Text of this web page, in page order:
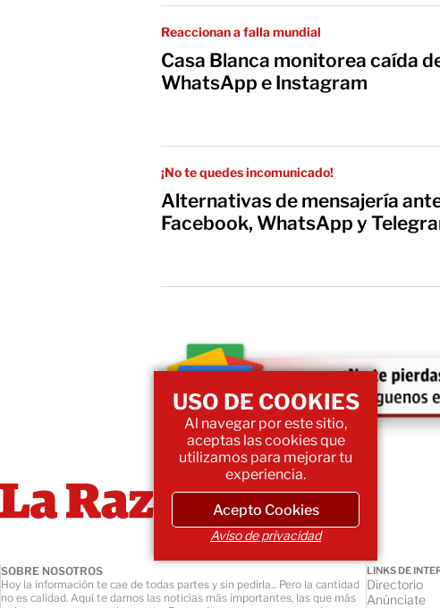
Reaccionan a falla mundial
Casa Blanca monitorea caída
WhatsApp e Instagram
¡No te quedes incomunicado!
Alternativas de mensajería
Facebook, WhatsApp y
SOBRE NOSOTROS
Hoy la información te cae de todas partes y sin pedirla... Pero la cantidad
no es calidad. Aquí te damos las noticias más importantes, las que más
LINKS DE
Directorio
Anúnciate
USO DE COOKIES
Al navegar por este sitio,
aceptas las cookies que
utilizamos para mejorar tu
experiencia.
Acepto Cookies
Aviso de privacidad